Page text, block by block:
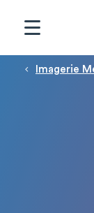
Fil d'Ariane
Imagerie
Panneau de